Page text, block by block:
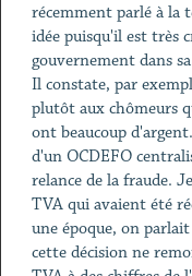
récemment parlé à la
idée puisqu'il est très
gouvernement dans
Il constate, par
plutôt aux chômeurs
ont beaucoup
d'un OCDEFO
relance de la fraude.
TVA qui avaient été
une époque, on
cette décision ne